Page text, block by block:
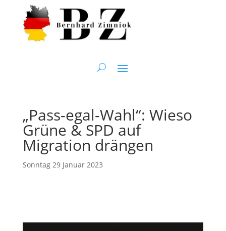
„Pass-egal-Wahl“: Wieso
Grüne & SPD auf
Migration drängen
Sonntag 29 Januar 2023